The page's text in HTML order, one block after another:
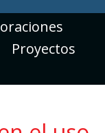
Proyectos